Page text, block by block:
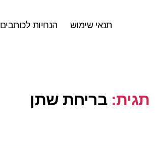
תנאי שימוש הנחיות לכותבים
תגית: בריחת שתן